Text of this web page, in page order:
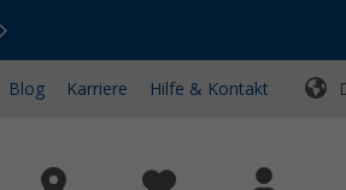
Top-Deals für
Blog Karriere Hilfe & Kontakt